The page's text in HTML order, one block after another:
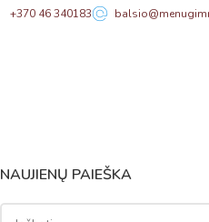
+370 46 340183
NAUJIENŲ PAIEŠKA